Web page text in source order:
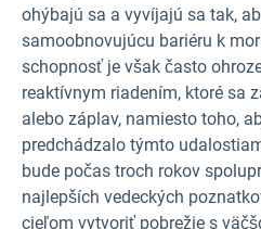
ohýbajú sa a vyvíjajú sa tak,
samoobnovujúcu bariéru k
schopnosť je však často
reaktívnym riadením, ktoré sa
alebo záplav, namiesto toho,
predchádzalo týmto
bude počas troch rokov
najlepších vedeckých
cieľom vytvoriť pobrežie s